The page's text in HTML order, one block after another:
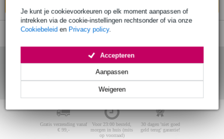
Je kunt je cookievoorkeuren op elk moment aanpassen of
intrekken via de cookie-instellingen rechtsonder of via onze
Cookiebeleid en Privacy policy.
Weigeren
Aanpassen
Accepteren
Gratis verzending vanaf
€ 99,-
Voor 23:00 besteld,
morgen in huis (mits
op voorraad)
30 dagen 'niet goed
geld terug' garantie!